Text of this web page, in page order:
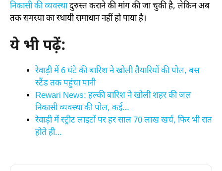
निकासी की व्यवस्थादुरुस्त कराने की मांग की जा चुकी है, लेकिन अब
तक समस्या का स्थायी समाधान नहीं हो पाया है।
ये भी पढ़ें:
रेवाड़ी में 6 घंटे की बारिश ने खोली तैयारियों की पोल, बस
स्टैंड तक पहुंचा पानी
Rewari News: हल्की बारिश ने खोली शहर की जल
निकासी व्यवस्था की पोल, कई…
रेवाड़ी में स्ट्रीट लाइटों पर हर साल 70 लाख खर्च, फिर भी रात
होते ही…